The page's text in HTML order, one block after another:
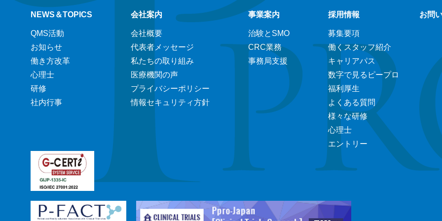
NEWS＆TOPICS
QMS活動
お知らせ
働き方改革
心理士
研修
社内行事
会社案内
会社概要
代表者メッセージ
私たちの取り組み
医療機関の声
プライバシーポリシー
情報セキュリティ方針
事業案内
治験とSMO
CRC業務
事務局支援
採用情報
募集要項
働くスタッフ紹介
キャリアパス
数字で見るピープロ
福利厚生
よくある質問
様々な研修
心理士
エントリー
お問